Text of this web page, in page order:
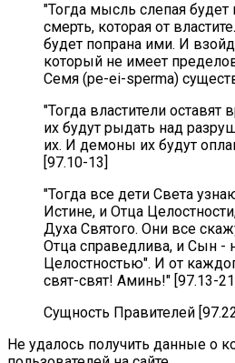
"Тогда мысль слепая будет
смерть, которая от
будет попрана ими. И
который не имеет
Семя (pe-ei-sperma)
"Тогда властители
их будут рыдать над
их. И демоны их будут
[97.10-13]
"Тогда все дети Света
Истине, и Отца
Духа Святого. Они все
Отца справедлива, и Сын -
Целостностью". И от
свят-свят! Аминь!" [97.13-21]
Сущность Правителей
Не удалось получить данные о